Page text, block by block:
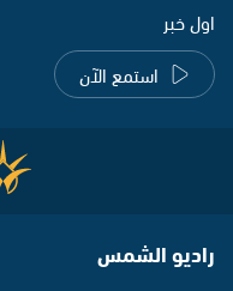
اول خبر
استمع الآن
راديو الشمس